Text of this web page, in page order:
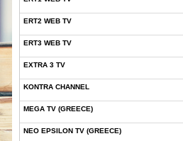
ERT2 WEB TV
ERT3 WEB TV
EXTRA 3 TV
KONTRA CHANNEL
MEGA TV (GREECE)
NEO EPSILON TV (GREECE)